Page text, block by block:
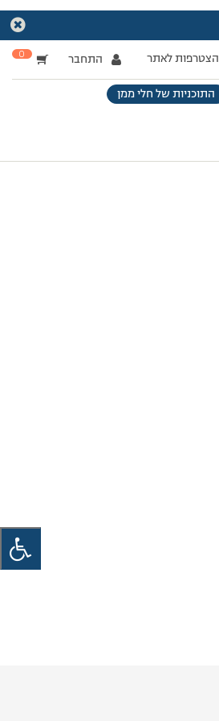
הצטרפות לאתר התחבר 0
התוכניות של חלי ממן